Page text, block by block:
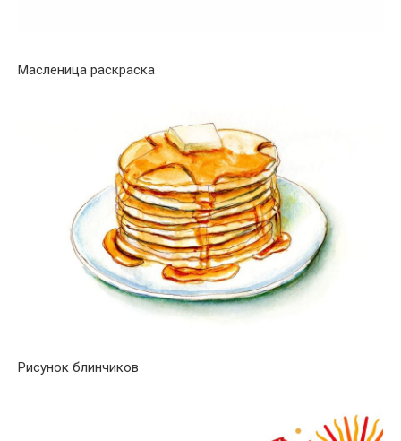
Масленица раскраска
Рисунок блинчиков